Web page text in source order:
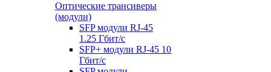
Оптические трансиверы
(модули)
SFP модули RJ-45
1.25 Гбит/c
SFP+ модули RJ-45 10
Гбит/c